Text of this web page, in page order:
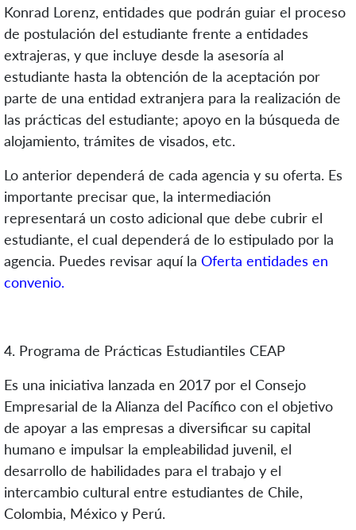
Konrad Lorenz, entidades que podrán guiar el proceso
de postulación del estudiante frente a entidades
extrajeras, y que incluye desde la asesoría al
estudiante hasta la obtención de la aceptación por
parte de una entidad extranjera para la realización de
las prácticas del estudiante; apoyo en la búsqueda de
alojamiento, trámites de visados, etc.
Lo anterior dependerá de cada agencia y su oferta. Es
importante precisar que, la intermediación
representará un costo adicional que debe cubrir el
estudiante, el cual dependerá de lo estipulado por la
agencia. Puedes revisar aquí la Oferta entidades en
convenio.
4. Programa de Prácticas Estudiantiles CEAP
Es una iniciativa lanzada en 2017 por el Consejo
Empresarial de la Alianza del Pacífico con el objetivo
de apoyar a las empresas a diversificar su capital
humano e impulsar la empleabilidad juvenil, el
desarrollo de habilidades para el trabajo y el
intercambio cultural entre estudiantes de Chile,
Colombia, México y Perú.